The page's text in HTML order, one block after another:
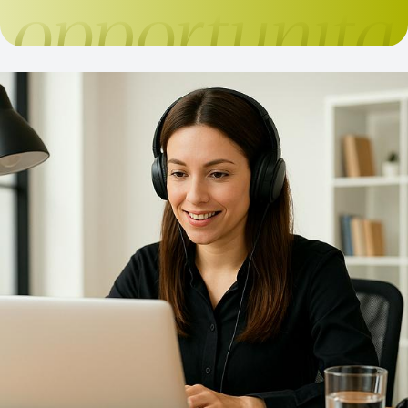
interpretare i cambiamenti e di accompagnare la
rappresentanza e proposta continueranno a costituire
i tre pilastri dell'azione della Fondazione, con
l'obiettivo di offrire alle istituzioni analisi fondate sui
dati e ai professionisti strumenti concreti per
affrontare l'evoluzione del settore. Il Presidente Felice
De Luca e la Vicepresidente Bruna Gozzi illustrano
obiettivi, strategie e priorità del nuovo mandato
nell'intervista pubblicata da Il Giornale
dell'Architettura. Leggi l’intervista completa